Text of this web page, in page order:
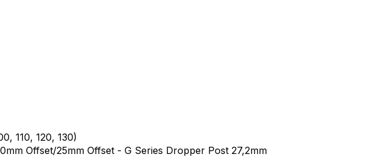
110, 120, 130)
Offset/25mm Offset - G Series Dropper Post 27,2mm